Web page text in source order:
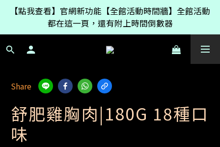
如果只買【女神醬】產品999免運，有其它冷凍商品的
話則是原本的2200免運
【點我查看】官網新功能【全館活動時間牆】全館活動
都在這一頁，還有附上時間倒數器
如果只買【女神醬】產品999免運，有其它冷凍商品的
話則是原本的2200免運
Share
舒肥雞胸肉|180G 18種口
味